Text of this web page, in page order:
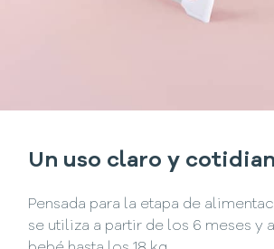
Un uso claro y
Pensada para la etapa de
se utiliza a partir de los 6 meses y